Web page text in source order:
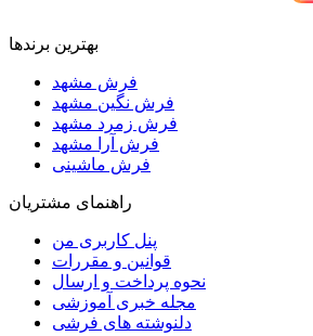
بهترین برندها
فرش مشهد
فرش نگین مشهد
فرش زمرد مشهد
فرش آرا مشهد
فرش ماشینی
راهنمای مشتریان
پنل کاربری من
قوانین و مقررات
نحوه پرداخت و ارسال
مجله خبری آموزشی
دلنوشته های فرشی